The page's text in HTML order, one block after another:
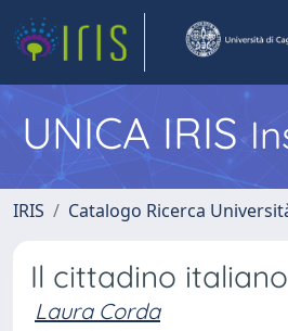
UNICA IRIS
IRIS Catalogo Ricerca
Il cittadino italiano
Laura Corda